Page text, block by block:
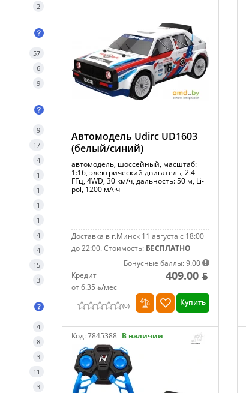
2
57
6
9
9
17
4
1
1
1
1
4
4
15
3
4
8
3
11
3
Автомодель Udirc UD1603
(белый/синий)
автомодель, шоссейный, масштаб:
1:16, электрический двигатель, 2.4
ГГц, 4WD, 30 км/ч, дальность: 50 м, Li-
pol, 1200 мА·ч
Доставка в г.Минск 11 августа с 18:00
до 22:00.Стоимость: БЕСПЛАТНО
Бонусные баллы: 9.00
Кредит
от 6.35 ƃ/мec
409.00 ƃ
(0) Купить
Код:7845388 В наличии